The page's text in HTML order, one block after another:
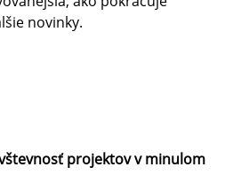
novinky.
projektov v minulom